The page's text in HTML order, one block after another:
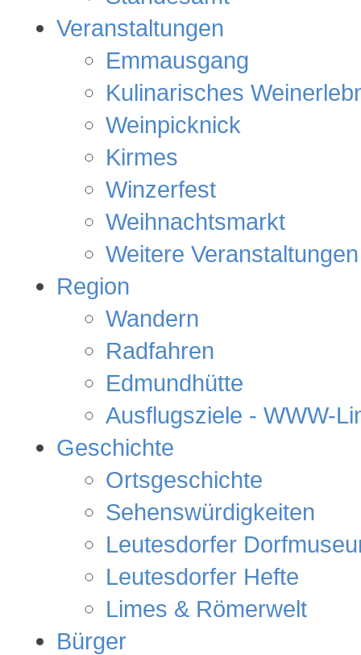
Veranstaltungen
Emmausgang
Kulinarisches
Weinpicknick
Kirmes
Winzerfest
Weihnachtsmarkt
Weitere Veranstaltungen
Region
Wandern
Radfahren
Edmundhütte
Ausflugsziele - WWW-
Geschichte
Ortsgeschichte
Sehenswürdigkeiten
Leutesdorfer
Leutesdorfer Hefte
Limes & Römerwelt
Bürger